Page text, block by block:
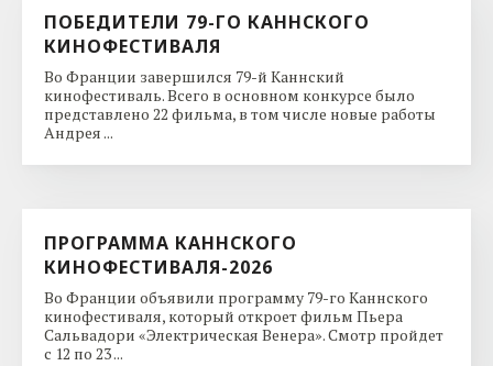
ПОБЕДИТЕЛИ 79-ГО КАННСКОГО
КИНОФЕСТИВАЛЯ
Во Франции завершился 79-й Каннский
кинофестиваль. Всего в основном конкурсе было
представлено 22 фильма, в том числе новые работы
Андрея ...
ПРОГРАММА КАННСКОГО
КИНОФЕСТИВАЛЯ-2026
Во Франции объявили программу 79-го Каннского
кинофестиваля, который откроет фильм Пьера
Сальвадори «Электрическая Венера». Смотр пройдет
с 12 по 23 ...